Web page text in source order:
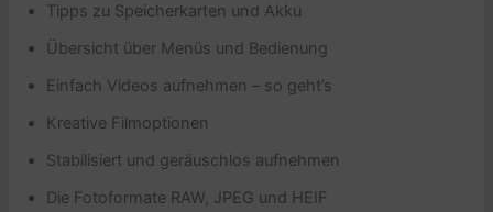
Tipps zu Speicherkarten und Akku
Übersicht über Menüs und Bedienung
Einfach Videos aufnehmen – so geht’s
Kreative Filmoptionen
Stabilisiert und geräuschlos aufnehmen
Die Fotoformate RAW, JPEG und HEIF